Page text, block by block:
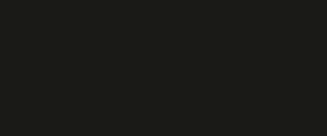
Lance! e confirmado pelo UOL Esporte.